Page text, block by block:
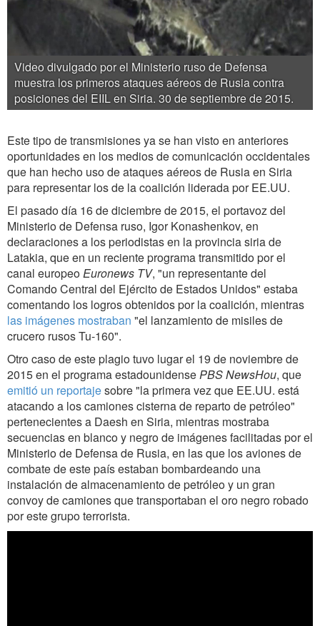
Video divulgado por el Ministerio ruso de Defensa
muestra los primeros ataques aéreos de Rusia contra
posiciones del EIIL en Siria. 30 de septiembre de 2015.
Este tipo de transmisiones ya se han visto en anteriores
oportunidades en los medios de comunicación occidentales
que han hecho uso de ataques aéreos de Rusia en Siria
para representar los de la coalición liderada por EE.UU.
El pasado día 16 de diciembre de 2015, el portavoz del
Ministerio de Defensa ruso, Igor Konashenkov, en
declaraciones a los periodistas en la provincia siria de
Latakia, que en un reciente programa transmitido por el
canal europeoEuronews TV, "un representante del
Comando Central del Ejército de Estados Unidos" estaba
comentando los logros obtenidos por la coalición, mientras
las imágenes mostraban "el lanzamiento de misiles de
crucero rusos Tu-160".
Otro caso de este plagio tuvo lugar el 19 de noviembre de
2015 en el programa estadounidensePBS NewsHou, que
emitió un reportajesobre "la primera vez que EE.UU. está
atacando a los camiones cisterna de reparto de petróleo"
pertenecientes a Daesh en Siria, mientras mostraba
secuencias en blanco y negro de imágenes facilitadas por el
Ministerio de Defensa de Rusia, en las que los aviones de
combate de este país estaban bombardeando una
instalación de almacenamiento de petróleo y un gran
convoy de camiones que transportaban el oro negro robado
por este grupo terrorista.